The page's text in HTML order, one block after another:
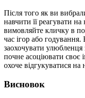
Після того як ви
навчити її реагувати
вимовляйте кличку в
час ігор або
заохочувати улюбленця
почне асоціювати своє
охоче відгукуватися на
Висновок